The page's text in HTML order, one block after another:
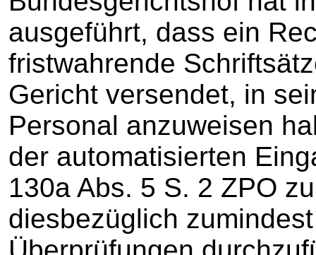
ausgeführt, dass ein
fristwahrende
Gericht versendet, in
Personal anzuweisen
der automatisierten
130a Abs. 5 S. 2 ZPO
diesbezüglich